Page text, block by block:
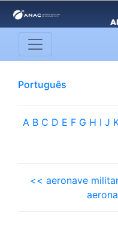
Português
A B C D E F G H I J
<< aeronave